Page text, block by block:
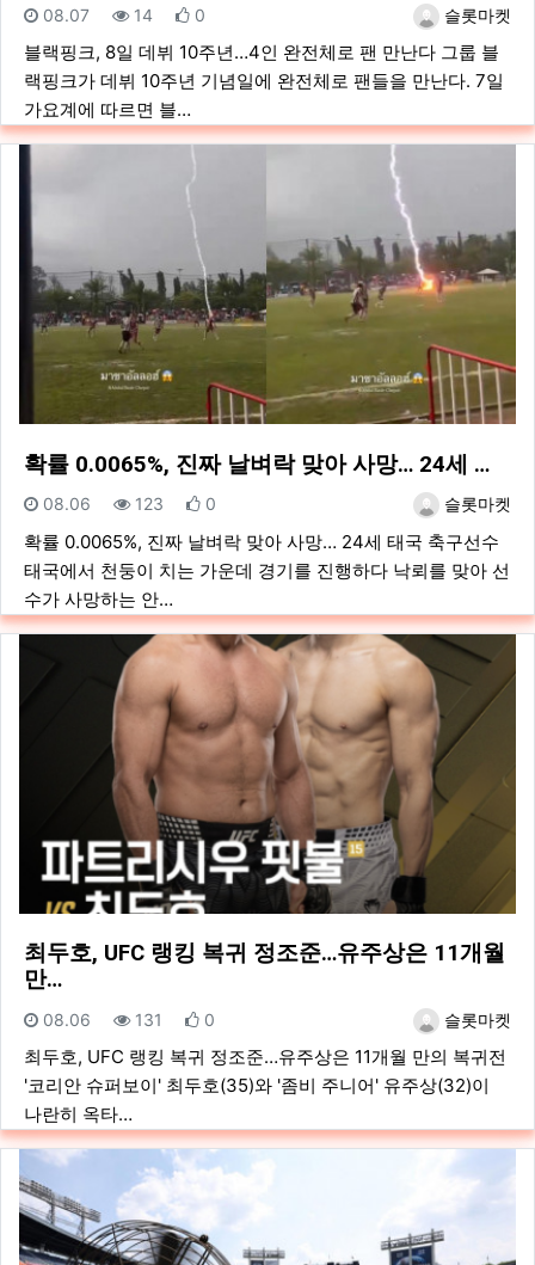
등록자슬롯마켓
등록일
08.07 조회
14 추천
0
블랙핑크, 8일 데뷔 10주년…4인 완전체로 팬 만난다 그룹 블
랙핑크가 데뷔 10주년 기념일에 완전체로 팬들을 만난다. 7일
가요계에 따르면 블…
확률 0.0065%, 진짜 날벼락 맞아 사망… 24세 …
등록자슬롯마켓
등록일
08.06 조회
123 추천
0
확률 0.0065%, 진짜 날벼락 맞아 사망… 24세 태국 축구선수
태국에서 천둥이 치는 가운데 경기를 진행하다 낙뢰를 맞아 선
수가 사망하는 안…
최두호, UFC 랭킹 복귀 정조준…유주상은 11개월
만…
등록자슬롯마켓
등록일
08.06 조회
131 추천
0
최두호, UFC 랭킹 복귀 정조준…유주상은 11개월 만의 복귀전
'코리안 슈퍼보이' 최두호(35)와 '좀비 주니어' 유주상(32)이
나란히 옥타…